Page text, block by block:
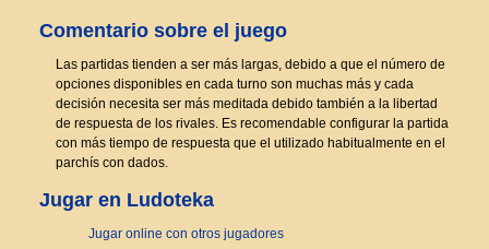
Comentario sobre el juego
Las partidas tienden a ser más largas, debido a que el número de
opciones disponibles en cada turno son muchas más y cada
decisión necesita ser más meditada debido también a la libertad
de respuesta de los rivales. Es recomendable configurar la partida
con más tiempo de respuesta que el utilizado habitualmente en el
parchís con dados.
Jugar en Ludoteka
Jugar online con otros jugadores